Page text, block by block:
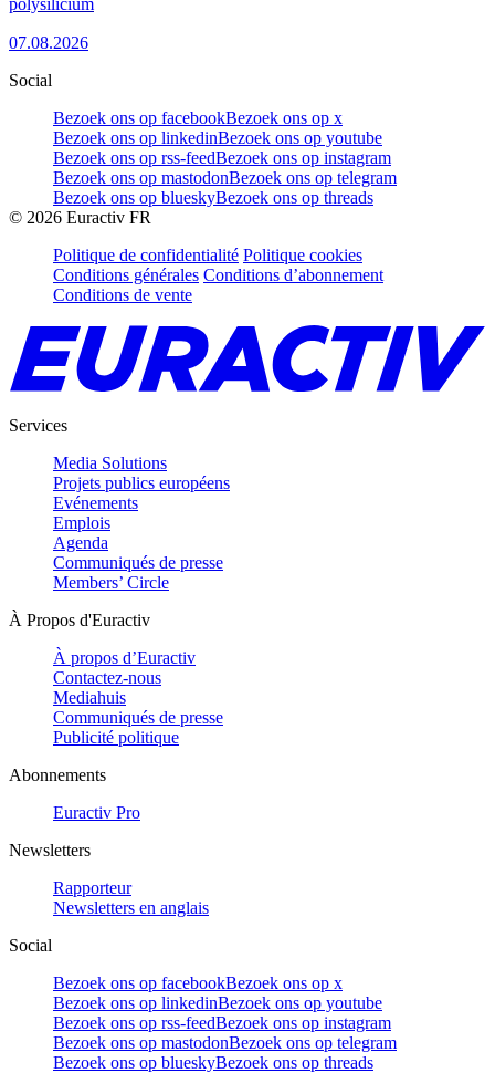
polysilicium
07.08.2026
Social
Bezoek ons op facebookBezoek ons op x
Bezoek ons op linkedinBezoek ons op youtube
Bezoek ons op rss-feedBezoek ons op instagram
Bezoek ons op mastodonBezoek ons op telegram
Bezoek ons op blueskyBezoek ons op threads
© 2026 Euractiv FR
Politique de confidentialité Politique cookies
Conditions générales Conditions d’abonnement
Conditions de vente
Services
Media Solutions
Projets publics européens
Evénements
Emplois
Agenda
Communiqués de presse
Members’ Circle
À Propos d'Euractiv
À propos d’Euractiv
Contactez-nous
Mediahuis
Communiqués de presse
Publicité politique
Abonnements
Euractiv Pro
Newsletters
Rapporteur
Newsletters en anglais
Social
Bezoek ons op facebookBezoek ons op x
Bezoek ons op linkedinBezoek ons op youtube
Bezoek ons op rss-feedBezoek ons op instagram
Bezoek ons op mastodonBezoek ons op telegram
Bezoek ons op blueskyBezoek ons op threads